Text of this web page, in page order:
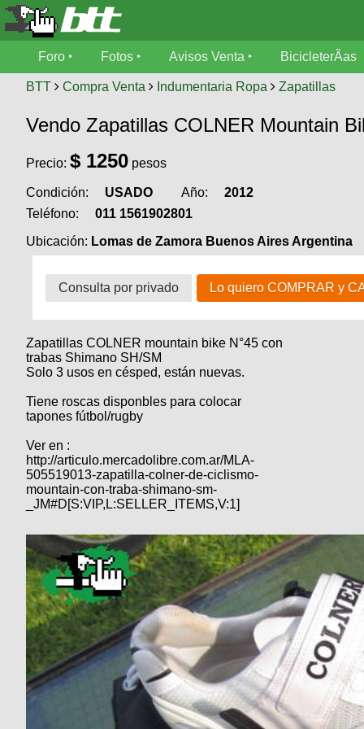
Foro
Foro
MecÃ¡nica
Fotos
tu foto
Galeria
XC
Viajes
Descenso
Dirt
BMX
Ruta,
triatlon
De
todo
Retro
Enduro
Ranking
Fotos
del
DÃA
Fotos
mas
Avisos
SUBÃ
aviso
Buscar
Fotos
Categorias
COMPRO
CANJE
Mi
ReputaciÃ³n
Mis
Compras
Mis
Ventas
BicicleterÃ­
as
Bicicletas
Tandem
Freerider
MecÃ¡nica
Robadas
Noticias
Calendario
Videos
Salidas
Operadores
de
Relatos
de
viajes
viajes
Usuarios
Ãšltimos
Buscar
Mis
Amigos
de
Amigos
Foro Fotos Avisos Venta BicicleterÃ­as
BTT Compra Venta Indumentaria Ropa Zapatillas
Vendo Zapatillas COLNER Mountain
Precio: $ 1250 pesos
Condición: USADO Año:
2012
Teléfono:
011 1561902801
Ubicación: Lomas de Zamora Buenos Aires Argentina
Consulta por privado Lo quiero COMPRAR y
Zapatillas COLNER mountain bike N°45 con
trabas Shimano SH/SM
Solo 3 usos en césped, están nuevas.
Tiene roscas disponbles para colocar
tapones fútbol/rugby
Ver en :
http://articulo.mercadolibre.com.ar/MLA-
505519013-zapatilla-colner-de-ciclismo-
mountain-con-traba-shimano-sm-
_JM#D[S:VIP,L:SELLER_ITEMS,V:1]